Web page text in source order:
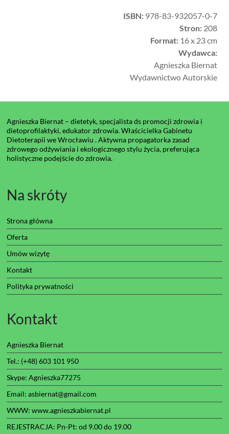
ISBN:978-83-932057-0-7
Stron:208
Format:16 x 23 cm
Wydawca:
Agnieszka Biernat
Wydawnictwo Autorskie
Agnieszka Biernat – dietetyk, specjalista ds promocji zdrowia i
dietoprofilaktyki, edukator zdrowia. Właścicielka Gabinetu
Dietoterapii we Wrocławiu . Aktywna propagatorka zasad
zdrowego odżywiania i ekologicznego stylu życia, preferująca
holistyczne podejście do zdrowia.
Na skróty
Strona główna
Oferta
Umów wizytę
Kontakt
Polityka prywatności
Kontakt
Agnieszka Biernat
Tel.: (+48) 603 101 950
Skype: Agnieszka77275
Email: asbiernat@gmail.com
WWW: www.agnieszkabiernat.pl
REJESTRACJA: Pn-Pt: od 9.00 do 19.00